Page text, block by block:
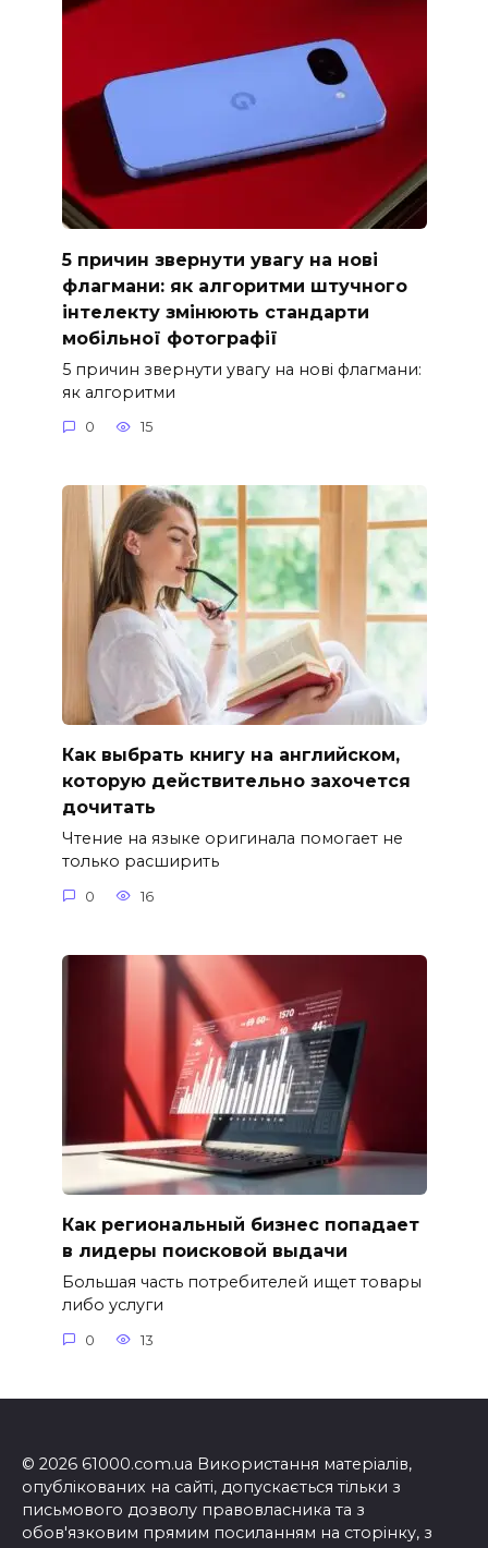
5 причин звернути увагу на нові
флагмани: як алгоритми штучного
інтелекту змінюють стандарти
мобільної фотографії
5 причин звернути увагу на нові флагмани:
як алгоритми
0 15
Как выбрать книгу на английском,
которую действительно захочется
дочитать
Чтение на языке оригинала помогает не
только расширить
0 16
Как региональный бизнес попадает
в лидеры поисковой выдачи
Большая часть потребителей ищет товары
либо услуги
0 13
© 2026 61000.com.ua Використання матеріалів,
опублікованих на сайті, допускається тільки з
письмового дозволу правовласника та з
обов'язковим прямим посиланням на сторінку, з